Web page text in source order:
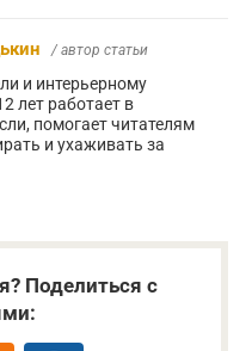
/ автор статьи
и интерьерному
лет работает в
помогает читателям
и ухаживать за
Поделиться с